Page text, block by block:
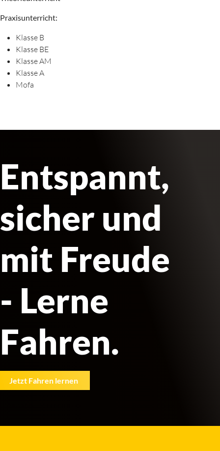
Praxisunterricht:
Klasse B
Klasse BE
Klasse AM
Klasse A
Mofa
Entspannt,
sicher und
mit Freude
- Lerne
Fahren.
Jetzt Fahren lernen